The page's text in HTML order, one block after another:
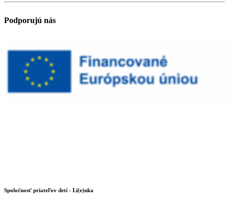
Podporujú nás
Spoločnosť priateľov detí - Li(e)nka